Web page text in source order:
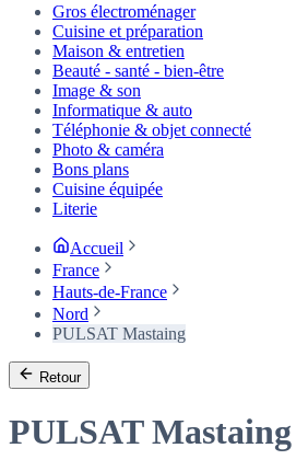
Gros électroménager
Cuisine et préparation
Maison & entretien
Beauté - santé - bien-être
Image & son
Informatique & auto
Téléphonie & objet connecté
Photo & caméra
Bons plans
Cuisine équipée
Literie
Accueil
France
Hauts-de-France
Nord
PULSAT Mastaing
Retour
PULSAT Mastaing